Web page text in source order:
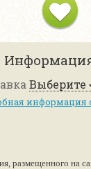
Выберите
информация
размещенного на